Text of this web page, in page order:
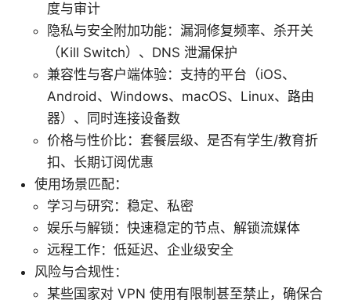
度与审计
隐私与安全附加功能：漏洞修复频率、杀开关
（Kill Switch）、DNS 泄漏保护
兼容性与客户端体验：支持的平台（iOS、
Android、Windows、macOS、Linux、路由
器）、同时连接设备数
价格与性价比：套餐层级、是否有学生/教育折
扣、长期订阅优惠
使用场景匹配：
学习与研究：稳定、私密
娱乐与解锁：快速稳定的节点、解锁流媒体
远程工作：低延迟、企业级安全
风险与合规性：
某些国家对 VPN 使用有限制甚至禁止，确保合